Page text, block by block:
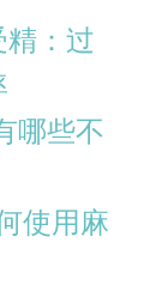
精：过
哪些不
使用麻